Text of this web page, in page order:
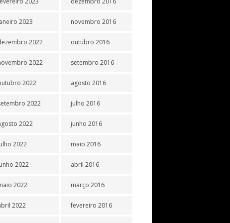
2023
2022
2022
2022
2022
2022
2022
2022
2022
2022
novembro 2016
outubro 2016
setembro 2016
agosto 2016
julho 2016
junho 2016
maio 2016
abril 2016
março 2016
fevereiro 2016